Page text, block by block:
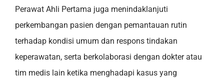
Perawat Ahli Pertama juga menindaklanjuti
perkembangan pasien dengan pemantauan rutin
terhadap kondisi umum dan respons tindakan
keperawatan, serta berkolaborasi dengan dokter atau
tim medis lain ketika menghadapi kasus yang